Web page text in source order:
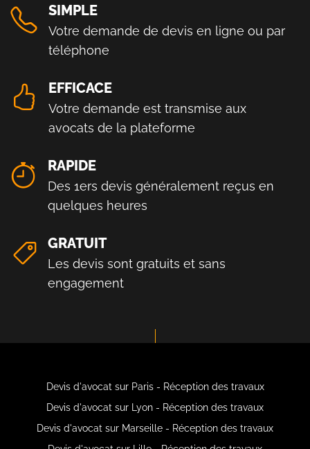
SIMPLE
Votre demande de devis en ligne ou par
téléphone
EFFICACE
Votre demande est transmise aux
avocats de la plateforme
RAPIDE
Des 1ers devis généralement reçus en
quelques heures
GRATUIT
Les devis sont gratuits et sans
engagement
Devis d'avocat sur Paris - Réception des travaux
Devis d'avocat sur Lyon - Réception des travaux
Devis d'avocat sur Marseille - Réception des travaux